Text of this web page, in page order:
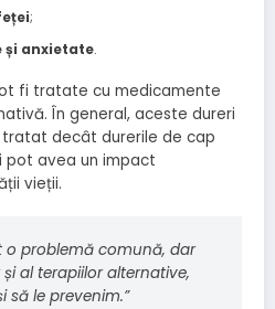
;
și anxietate.
fi tratate cu medicamente
În general, aceste dureri
decât durerile de cap
pot avea un impact
vieții.
o problemă comună, dar
al terapiilor alternative,
să le prevenim.”